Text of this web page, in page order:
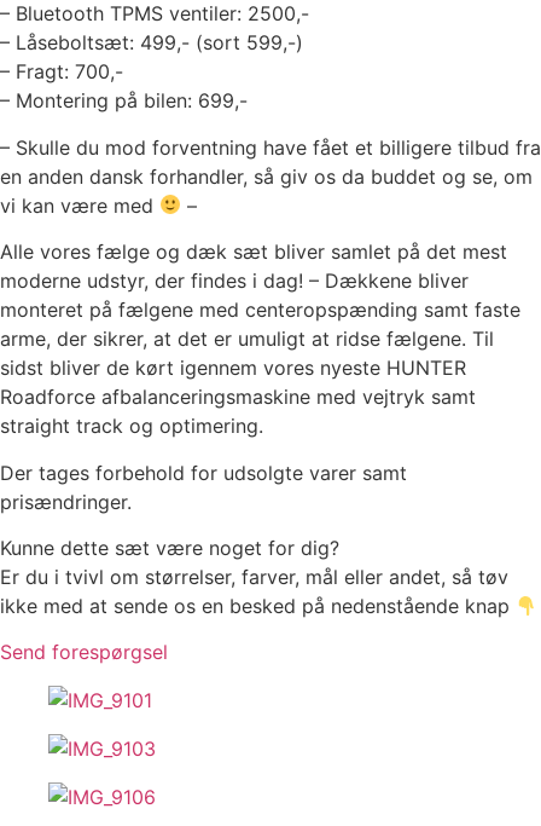
– Bluetooth TPMS ventiler: 2500,-
– Låseboltsæt: 499,- (sort 599,-)
– Fragt: 700,-
– Montering på bilen: 699,-
– Skulle du mod forventning have fået et billigere tilbud fra
en anden dansk forhandler, så giv os da buddet og se, om
vi kan være med
–
Alle vores fælge og dæk sæt bliver samlet på det mest
moderne udstyr, der findes i dag! – Dækkene bliver
monteret på fælgene med centeropspænding samt faste
arme, der sikrer, at det er umuligt at ridse fælgene. Til
sidst bliver de kørt igennem vores nyeste HUNTER
Roadforce afbalanceringsmaskine med vejtryk samt
straight track og optimering.
Der tages forbehold for udsolgte varer samt
prisændringer.
Kunne dette sæt være noget for dig?
Er du i tvivl om størrelser, farver, mål eller andet, så tøv
ikke med at sende os en besked på nedenstående knap
Send forespørgsel